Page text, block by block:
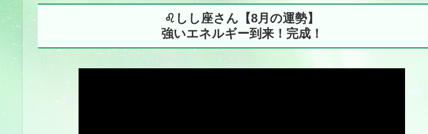
♌️しし座さん【8月の運勢】
強いエネルギー到来！完成！